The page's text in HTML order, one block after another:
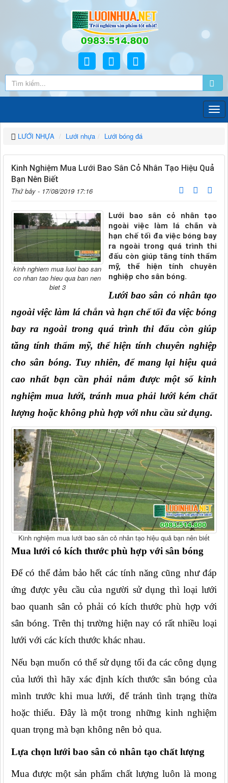
LƯỚI NHỰA Lưới nhựa Lưới bóng đá
Kinh Nghiệm Mua Lưới Bao Sân Cỏ Nhân Tạo Hiệu Quả
Bạn Nên Biết
Thứ bảy - 17/08/2019 17:16
kinh nghiem mua luoi bao san
co nhan tao hieu qua ban nen
biet 3
Lưới bao sân cỏ nhân tạo
ngoài việc làm lá chắn và
hạn chế tối đa việc bóng bay
ra ngoài trong quá trình thi
đấu còn giúp tăng tính thẩm
mỹ, thể hiện tính chuyên
nghiệp cho sân bóng.
Lưới bao sân cỏ nhân tạo
ngoài việc làm lá chắn và hạn chế tối đa việc bóng
bay ra ngoài trong quá trình thi đấu còn giúp
tăng tính thẩm mỹ, thể hiện tính chuyên nghiệp
cho sân bóng. Tuy nhiên, để mang lại hiệu quả
cao nhất bạn cần phải nắm được một số kinh
nghiệm mua lưới, tránh mua phải lưới kém chất
lượng hoặc không phù hợp với nhu cầu sử dụng.
Kinh nghiệm mua lưới bao sân cỏ nhân tạo hiệu quả bạn nên biết
Mua lưới có kích thước phù hợp với sân bóng
Để có thể đảm bảo hết các tính năng cũng như đáp
ứng được yêu cầu của người sử dụng thì loại lưới
bao quanh sân cỏ phải có kích thước phù hợp với
sân bóng. Trên thị trường hiện nay có rất nhiều loại
lưới với các kích thước khác nhau.
Nếu bạn muốn có thể sử dụng tối đa các công dụng
của lưới thì hãy xác định kích thước sân bóng của
mình trước khi mua lưới, để tránh tình trạng thừa
hoặc thiếu. Đây là một trong những kinh nghiệm
quan trọng mà bạn không nên bỏ qua.
Lựa chọn lưới bao sân cỏ nhân tạo chất lượng
Mua được một sản phẩm chất lượng luôn là mong